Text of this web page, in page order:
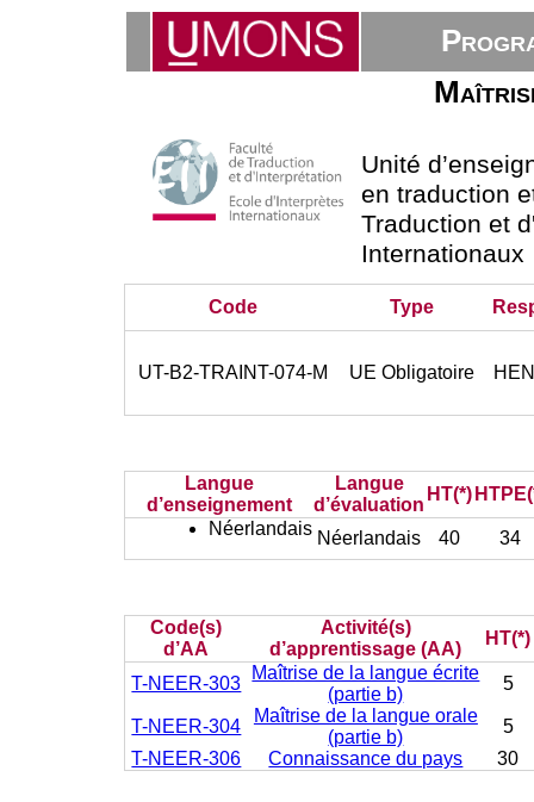
Unité
en traduction
Traduction et
Internationaux
Code Type
UT-B2-TRAINT-074-M UE Obligatoire
Langue
d’enseignement
Langue
d’évaluation
HT(*)
Néerlandais Néerlandais 40 34
Code(s)
d’AA
Activité(s)
d’apprentissage (AA)
HT(*)
T-NEER-303
Maîtrise de la langue écrite
(partie b)
5
T-NEER-304
Maîtrise de la langue orale
(partie b)
5
T-NEER-306
Connaissance du pays 30